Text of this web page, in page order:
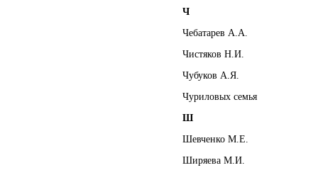
Ч
Чебатарев А.А.
Чистяков Н.И.
Чубуков А.Я.
Чуриловых семья
Ш
Шевченко М.Е.
Ширяева М.И.